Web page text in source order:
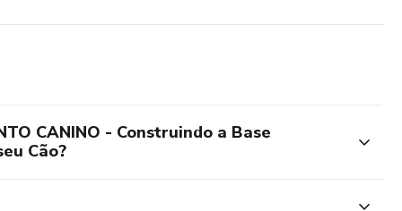
CANINO - Construindo a Base
Cão?